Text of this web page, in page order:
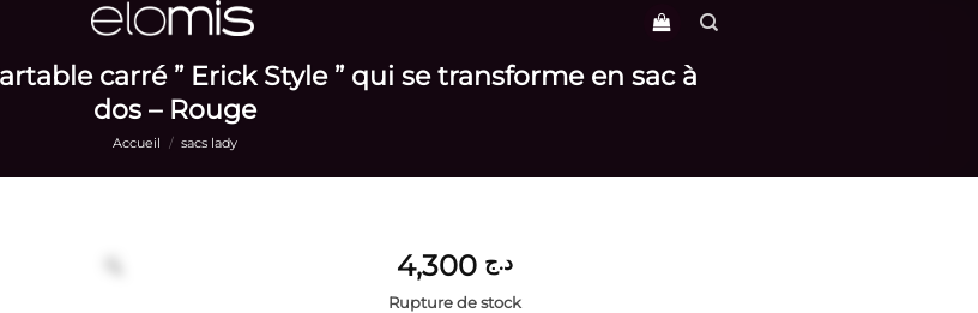
carré ” Erick Style ” qui se transforme en sac à
dos – Rouge
Accueil / sacs lady
د.ج 4,300
Rupture de stock